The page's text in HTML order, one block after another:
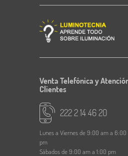
Venta Telefónica y
Clientes
222 2 14 46 20
Lunes a Viernes de 9:00 am a 6:00
pm
Sábados de 9:00 am a 1:00 pm